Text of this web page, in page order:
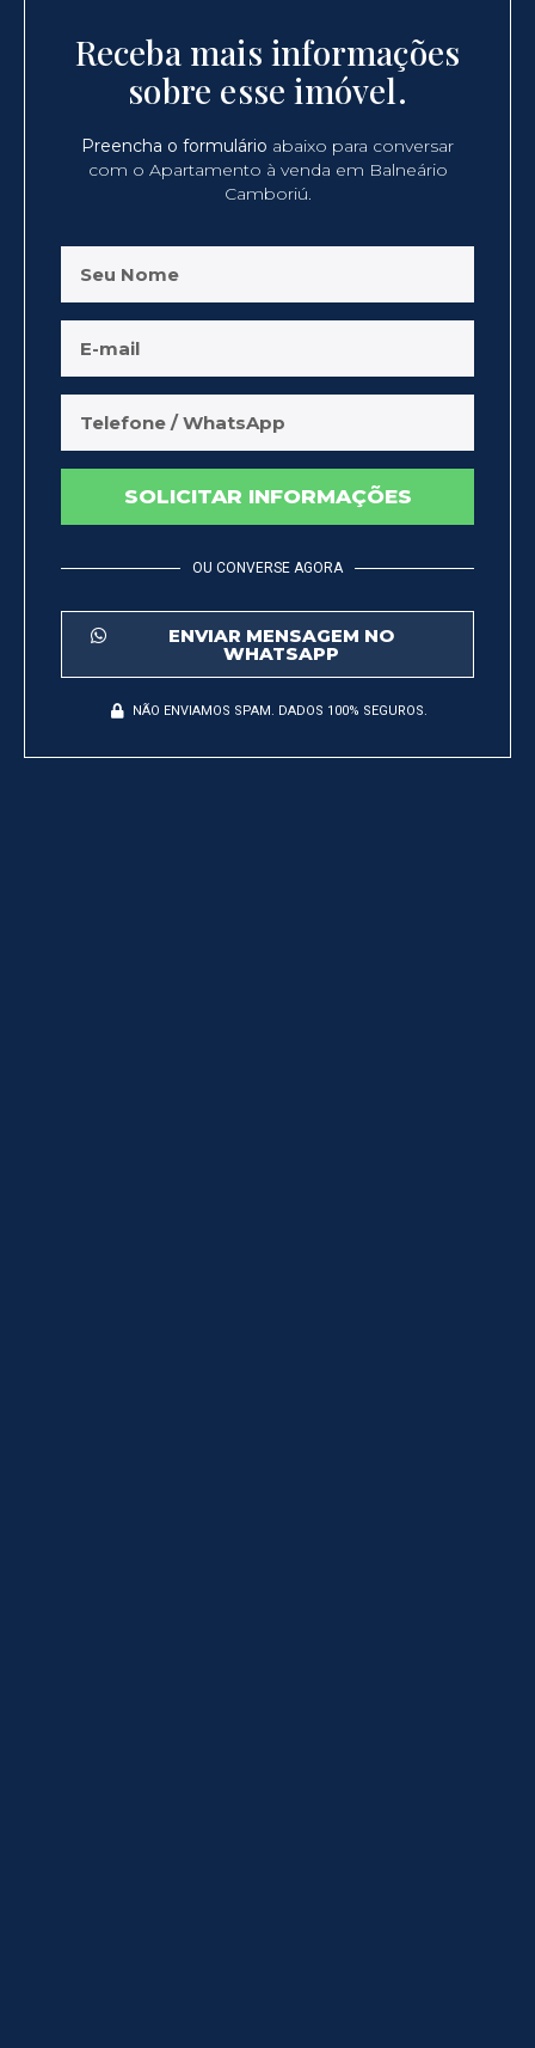
Receba mais informações
sobre esse imóvel.
Preencha o formulário abaixo para conversar
com o Apartamento à venda em Balneário
Camboriú.
SOLICITAR INFORMAÇÕES
OU CONVERSE AGORA
ENVIAR MENSAGEM NO
WHATSAPP
NÃO ENVIAMOS SPAM. DADOS 100% SEGUROS.